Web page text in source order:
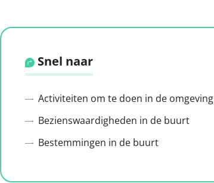
Snel naar
Activiteiten om te doen in de omgeving
Bezienswaardigheden in de buurt
Bestemmingen in de buurt